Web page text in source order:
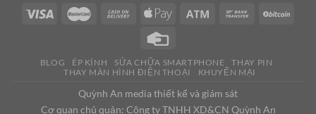
BLOG ÉP KÍNH SỬA CHỮA SMARTPHONE
THAY PIN
THAY MÀN HÌNH ĐIỆN THOẠI
KHUYẾN MẠI
Quỳnh An media thiết kế và giám sát
Cơ quan chủ quản: Công ty TNHH XD&CN Quỳnh An